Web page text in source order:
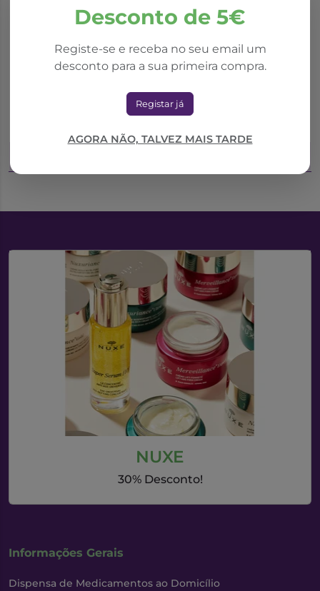
Desconto de 5€
Registe-se e receba no seu email um
desconto para a sua primeira compra.
Registar já
AGORA NÃO, TALVEZ MAIS TARDE
Pastilha Rouquidao X
NUXE
30% Desconto!
Informações Gerais
Dispensa de Medicamentos ao Domicílio